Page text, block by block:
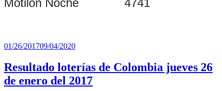
Publicado
01/26/201709/04/2020
Resultado loterías de Colombia jueves 26
de enero del 2017